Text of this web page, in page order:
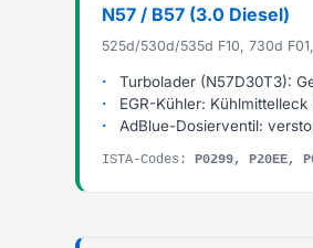
N57 / B57 (3.0 Diesel)
525d/530d/535d F10, 730d
Turbolader (N57D30T3):
EGR-Kühler:
AdBlue-Dosierventil:
ISTA-Codes: P0299, P20EE,